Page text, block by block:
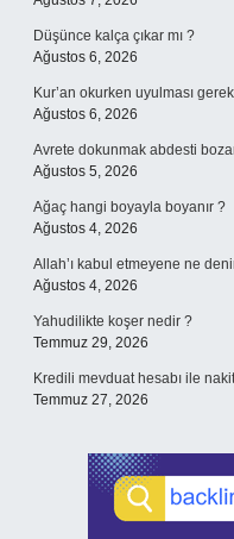
Düşünce kalça çıkar mı ?
Ağustos 6, 2026
Kur’an okurken uyulması
Ağustos 6, 2026
Avrete dokunmak abdesti
Ağustos 5, 2026
Ağaç hangi boyayla boyanır ?
Ağustos 4, 2026
Allah’ı kabul etmeyene ne
Ağustos 4, 2026
Yahudilikte koşer nedir ?
Temmuz 29, 2026
Kredili mevduat hesabı ile
Temmuz 27, 2026